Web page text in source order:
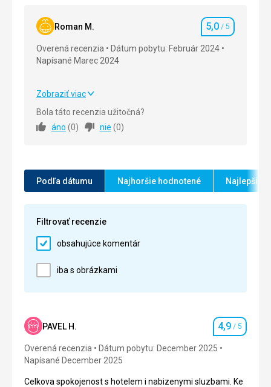
Služby 5,0/ 5
Cena
Roman M. Hodnotenie
5,0 / 5
Overená recenzia
Dátum pobytu: Február 2024
Napísané Marec 2024
Ubytovanie
Služby / 5
Zobraziť viac
Bola táto recenzia užitočná?
áno (0) nie (0)
Podľa dátumu Najhoršie hodnotené Najlepšie
Filtrovať recenzie
obsahujúce komentár
iba s obrázkami
PAVEL H. Hodnotenie
4,9 / 5
Overená recenzia
Dátum pobytu: December 2025
Napísané December 2025
Celkova spokojenost s hotelem i nabizenymi sluzbami. Ke